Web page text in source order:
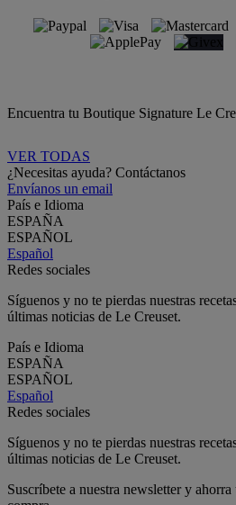
Encuentra tu Boutique Signature Le
VER TODAS
¿Necesitas ayuda? Contáctanos
Envíanos un email
País e Idioma
ESPAÑA
ESPAÑOL
Español
Redes sociales
Síguenos y no te pierdas nuestras
últimas noticias de Le Creuset.
País e Idioma
ESPAÑA
ESPAÑOL
Español
Redes sociales
Síguenos y no te pierdas nuestras
últimas noticias de Le Creuset.
Suscríbete a nuestra newsletter y